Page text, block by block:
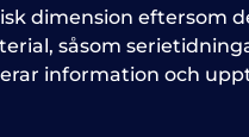
dimension eftersom
såsom
information och